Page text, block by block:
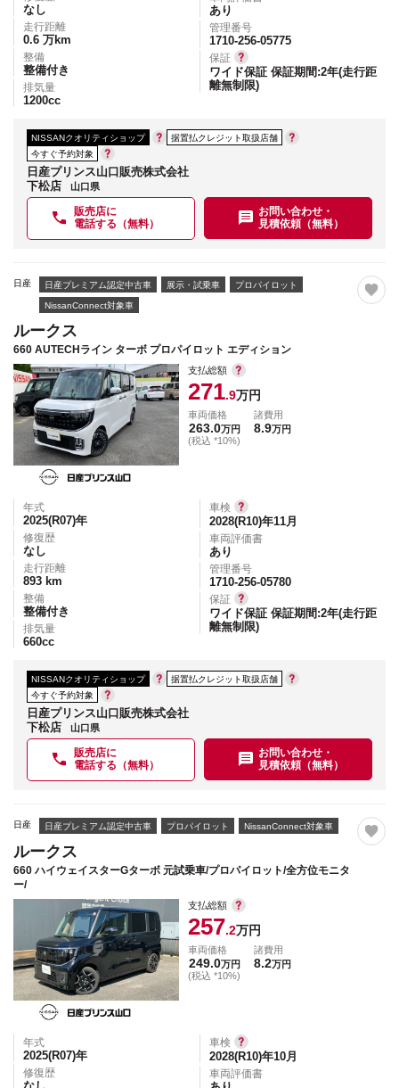
なし
走行距離
0.6 万km
整備
整備付き
排気量
1200cc
あり
管理番号
1710-256-05775
保証
ワイド保証 保証期間:2年(走行距
離無制限)
NISSANクオリティショップ
据置払クレジット取扱店舗
今すぐ予約対象
日産プリンス山口販売株式会社
下松店
山口県
販売店に
電話する（無料）
お問い合わせ・
見積依頼（無料）
日産 日産プレミアム認定中古車 展示・試乗車 プロパイロット
NissanConnect対象車
ルークス
660 AUTECHライン ターボ プロパイロット エディション
支払総額
271.9万円
車両価格
263.0万円
(税込 *10%)
諸費用
8.9万円
年式
2025(R07)年
修復歴
なし
走行距離
893 km
整備
整備付き
排気量
660cc
車検
2028(R10)年11月
車両評価書
あり
管理番号
1710-256-05780
保証
ワイド保証 保証期間:2年(走行距
離無制限)
NISSANクオリティショップ
据置払クレジット取扱店舗
今すぐ予約対象
日産プリンス山口販売株式会社
下松店
山口県
販売店に
電話する（無料）
お問い合わせ・
見積依頼（無料）
日産 日産プレミアム認定中古車 プロパイロット NissanConnect対象車
ルークス
660 ハイウェイスターGターボ 元試乗車/プロパイロット/全方位モニタ
ー/
支払総額
257.2万円
車両価格
249.0万円
(税込 *10%)
諸費用
8.2万円
年式
2025(R07)年
修復歴
車検
2028(R10)年10月
車両評価書